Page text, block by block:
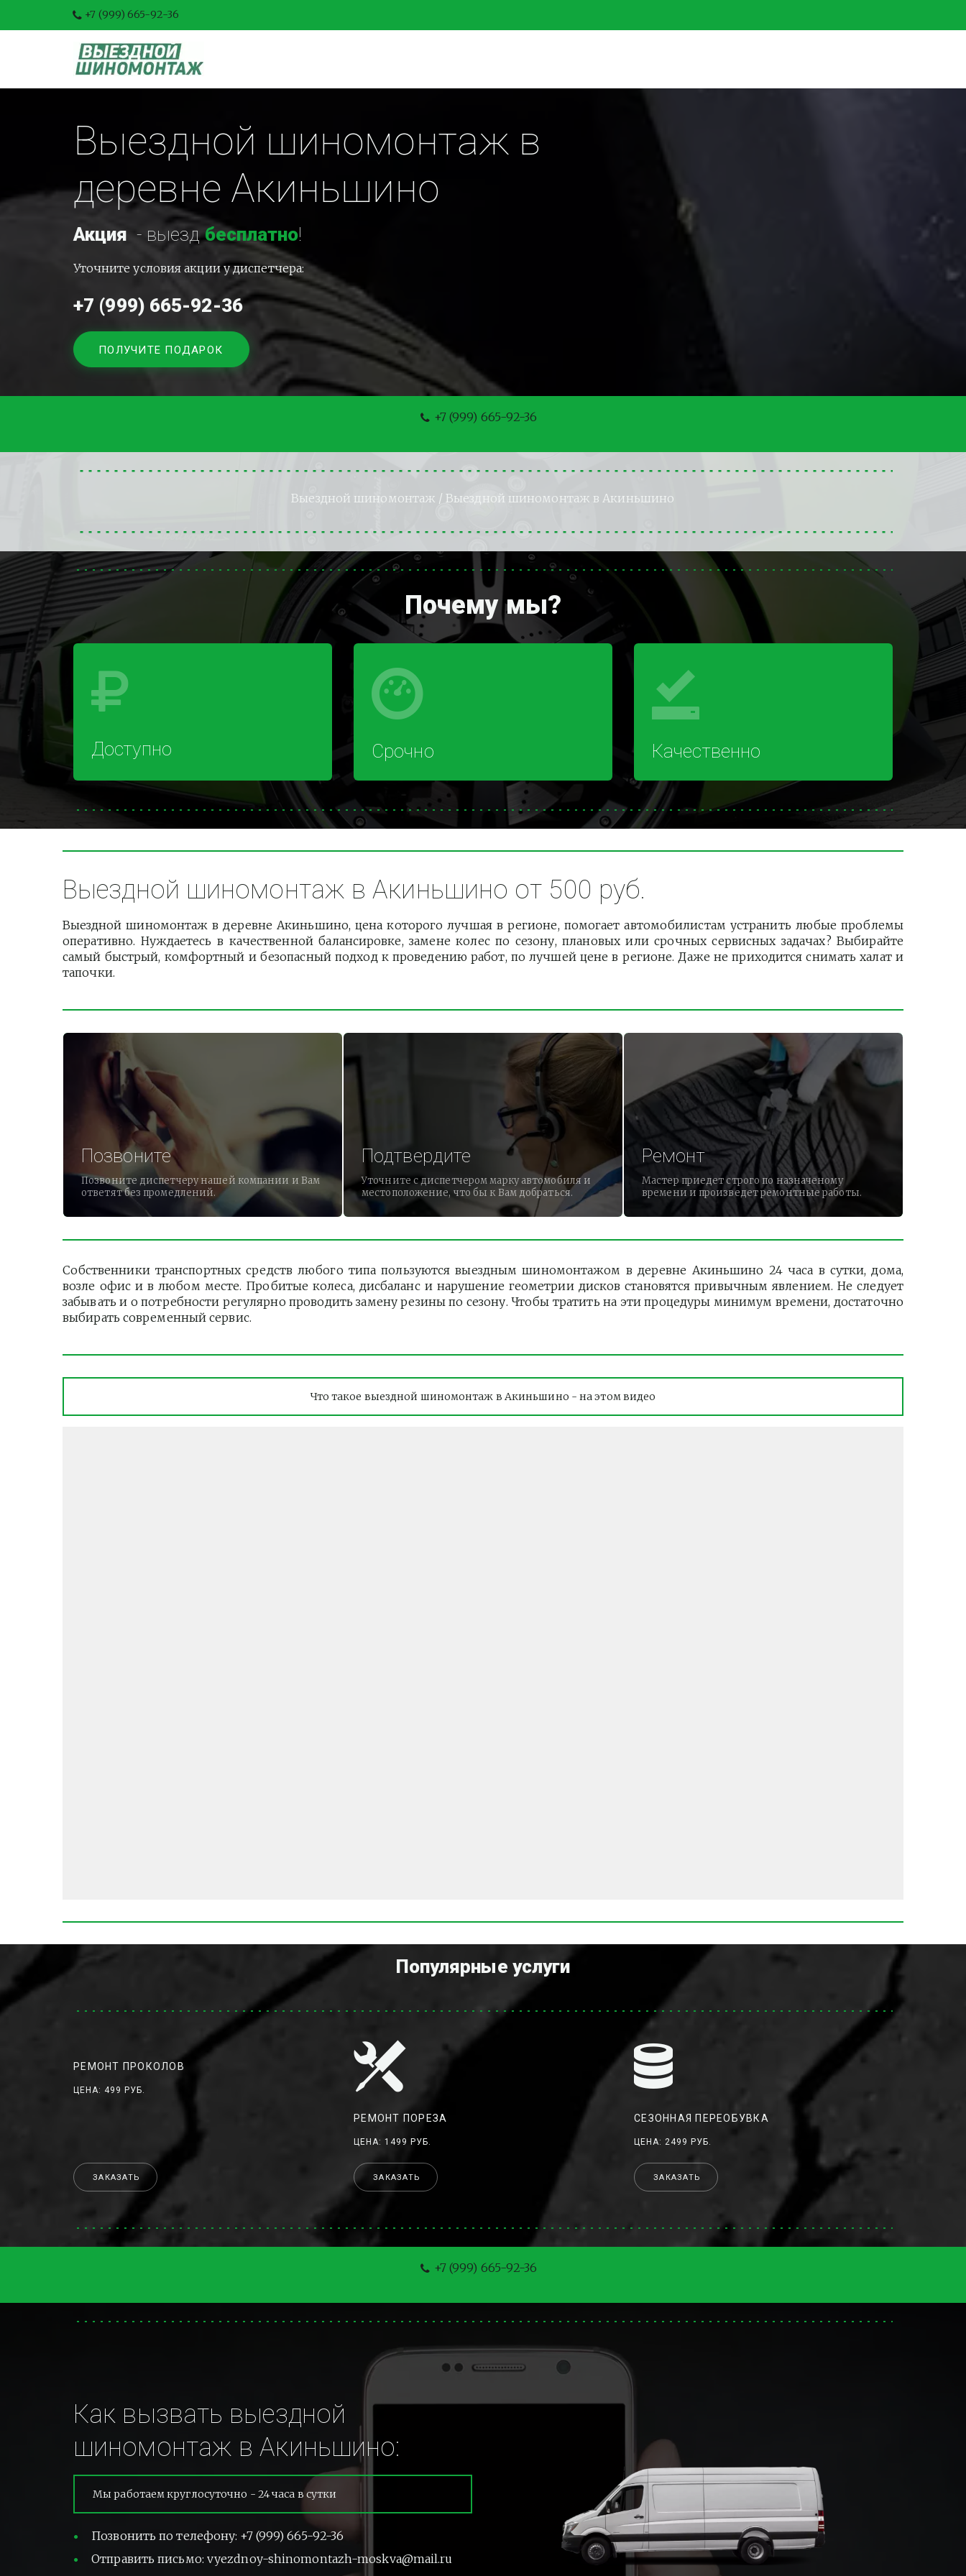
+7 (999) 665-92-36
Выездной шиномонтаж в
деревне Акиньшино
Акция - выезд бесплатно!
Уточните условия акции у диспетчера:
+7 (999) 665-92-36
ПОЛУЧИТЕ ПОДАРОК
+7 (999) 665-92-36
Выездной шиномонтаж / Выездной шиномонтаж в Акиньшино
Почему мы?
Доступно Срочно Качественно
Выездной шиномонтаж в Акиньшино от 500 руб.
Выездной шиномонтаж в деревне Акиньшино, цена которого лучшая в регионе, помогает автомобилистам устранить любые проблемы
оперативно. Нуждаетесь в качественной балансировке, замене колес по сезону, плановых или срочных сервисных задачах? Выбирайте
самый быстрый, комфортный и безопасный подход к проведению работ, по лучшей цене в регионе. Даже не приходится снимать халат и
тапочки.
Позвоните
Позвоните диспетчеру нашей компании и Вам
ответят без промедлений.
Подтвердите
Уточните с диспетчером марку автомобиля и
местоположение, что бы к Вам добраться.
Ремонт
Мастер приедет строго по назначеному
времени и произведет ремонтные работы.
Собственники транспортных средств любого типа пользуются выездным шиномонтажом в деревне Акиньшино 24 часа в сутки, дома,
возле офис и в любом месте. Пробитые колеса, дисбаланс и нарушение геометрии дисков становятся привычным явлением. Не следует
забывать и о потребности регулярно проводить замену резины по сезону. Чтобы тратить на эти процедуры минимум времени, достаточно
выбирать современный сервис.
Что такое выездной шиномонтаж в Акиньшино - на этом видео
Популярные услуги
РЕМОНТ ПРОКОЛОВ
ЦЕНА: 499 РУБ.
ЗАКАЗАТЬ
РЕМОНТ ПОРЕЗА
ЦЕНА: 1499 РУБ.
ЗАКАЗАТЬ
СЕЗОННАЯ ПЕРЕОБУВКА
ЦЕНА: 2499 РУБ.
ЗАКАЗАТЬ
+7 (999) 665-92-36
Как вызвать выездной
шиномонтаж в Акиньшино:
Мы работаем круглосуточно - 24 часа в сутки
Позвонить по телефону: +7 (999) 665-92-36
Отправить письмо: vyezdnoy-shinomontazh-moskva@mail.ru